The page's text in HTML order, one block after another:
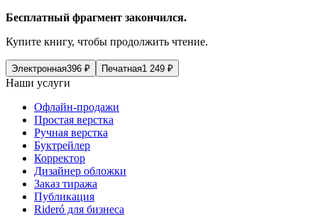
Бесплатный фрагмент закончился.
Купите книгу, чтобы продолжить чтение.
Электронная396 ₽ Печатная1 249 ₽
Наши услуги
Офлайн-продажи
Простая верстка
Ручная верстка
Буктрейлер
Корректор
Дизайнер обложки
Заказ тиража
Публикация
Rideró для бизнеса